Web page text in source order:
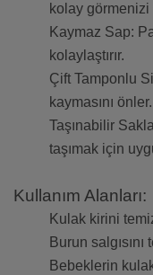
kolay görmenizi
Kaymaz Sap:
kolaylaştırır.
Çift Tamponlu
kaymasını önler.
Taşınabilir
taşımak için
Kullanım Alanları:
Kulak kirini
Burun
Bebeklerin